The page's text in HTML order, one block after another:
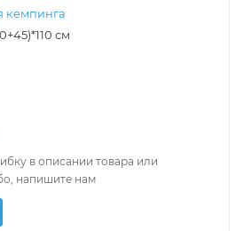
кемпинга
см
в описании товара или
напишите нам